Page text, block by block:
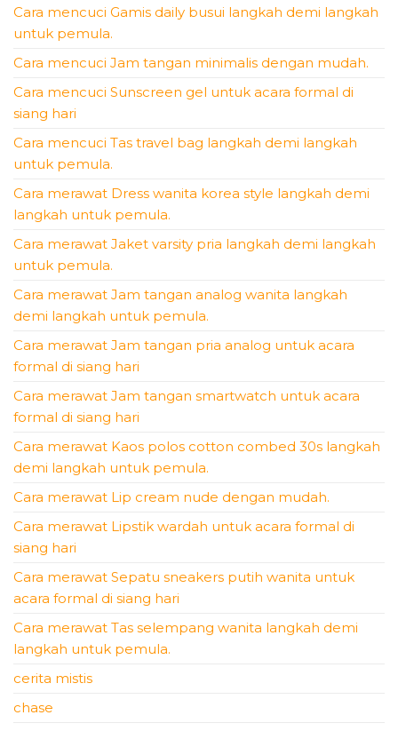
Cara mencuci Gamis daily busui langkah demi langkah
untuk pemula.
Cara mencuci Jam tangan minimalis dengan mudah.
Cara mencuci Sunscreen gel untuk acara formal di
siang hari
Cara mencuci Tas travel bag langkah demi langkah
untuk pemula.
Cara merawat Dress wanita korea style langkah demi
langkah untuk pemula.
Cara merawat Jaket varsity pria langkah demi langkah
untuk pemula.
Cara merawat Jam tangan analog wanita langkah
demi langkah untuk pemula.
Cara merawat Jam tangan pria analog untuk acara
formal di siang hari
Cara merawat Jam tangan smartwatch untuk acara
formal di siang hari
Cara merawat Kaos polos cotton combed 30s langkah
demi langkah untuk pemula.
Cara merawat Lip cream nude dengan mudah.
Cara merawat Lipstik wardah untuk acara formal di
siang hari
Cara merawat Sepatu sneakers putih wanita untuk
acara formal di siang hari
Cara merawat Tas selempang wanita langkah demi
langkah untuk pemula.
cerita mistis
chase